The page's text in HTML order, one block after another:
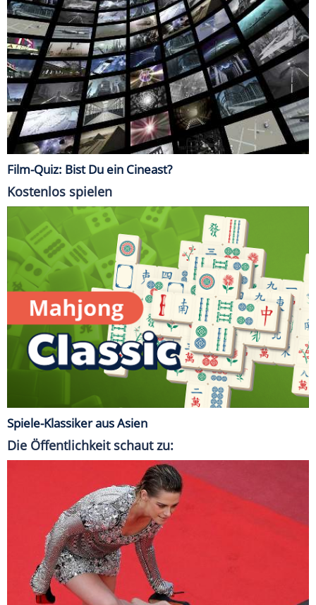
Film-Quiz: Bist Du ein Cineast?
Kostenlos spielen
Spiele-Klassiker aus Asien
Die Öffentlichkeit schaut zu: